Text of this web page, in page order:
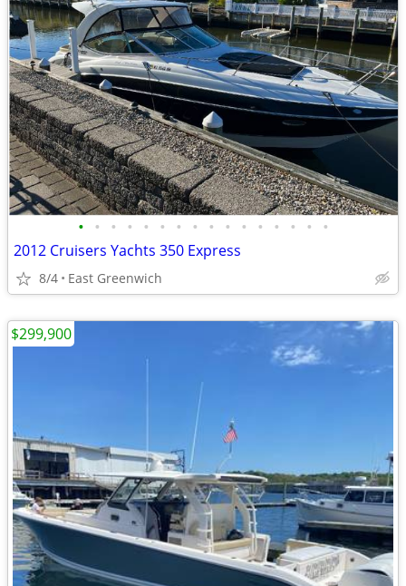
• • • • • • • • • • • • • • • •
2012 Cruisers Yachts 350 Express
8/4 East Greenwich
$299,900